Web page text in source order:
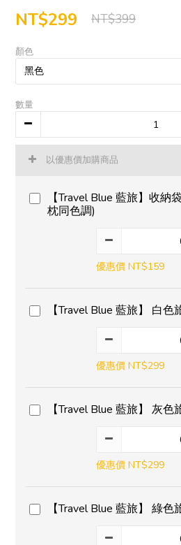
NT$299 NT$399
顏色
數量
以優惠價加購商品
【Travel Blue 藍旅】收納
枕同色調)
優惠價 NT$159
【Travel Blue 藍旅】 白
優惠價 NT$299
【Travel Blue 藍旅】 灰
優惠價 NT$299
【Travel Blue 藍旅】 綠